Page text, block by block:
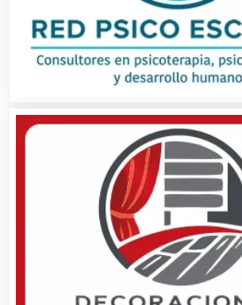
Artículos para Regalos
Artículos Personales
Artículos Publicitarios
Aseguradoras
Asesores Técnicos